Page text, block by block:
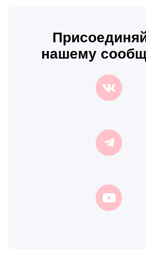
нашему